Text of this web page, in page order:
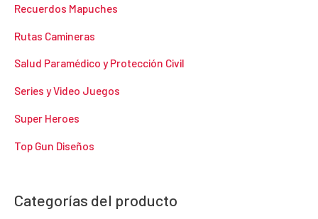
Recuerdos Mapuches
Rutas Camineras
Salud Paramédico y Protección Civil
Series y Video Juegos
Super Heroes
Top Gun Diseños
Categorías del producto